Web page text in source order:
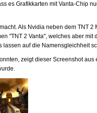
es Grafikkarten mit Vanta-Chip
Als Nvidia neben dem TNT 2
"TNT 2 Vanta", welches aber mit
lassen auf die Namensgleichheit
zeigt dieser Screenshot